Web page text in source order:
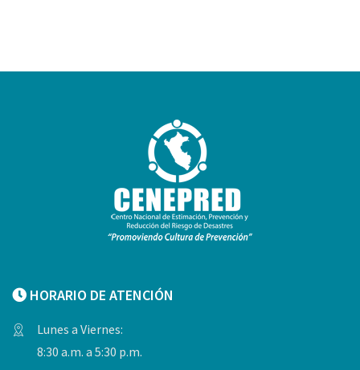
HORARIO DE ATENCIÓN
Lunes a Viernes:
8:30 a.m. a 5:30 p.m.